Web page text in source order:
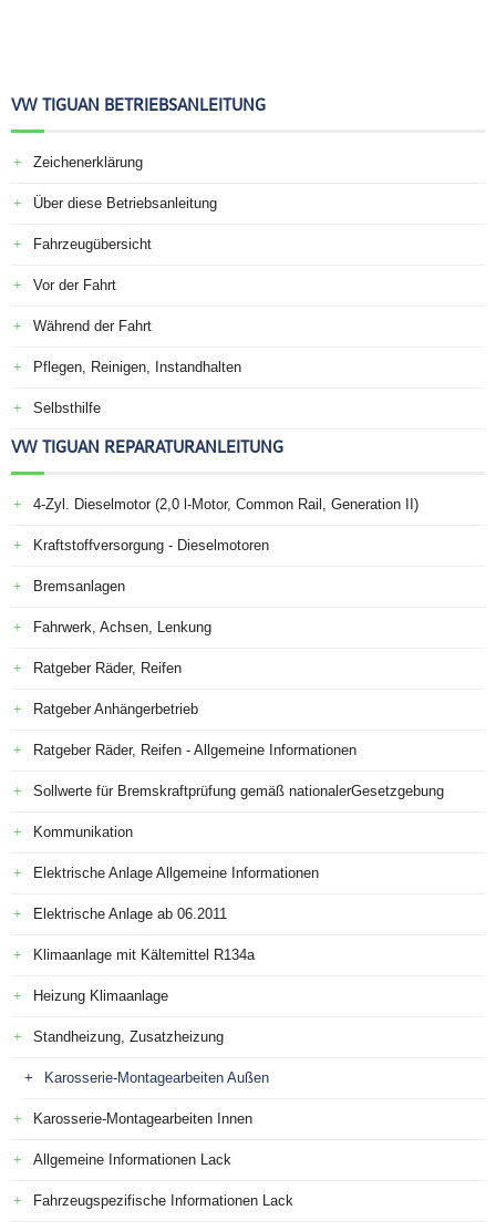
VW TIGUAN BETRIEBSANLEITUNG
Zeichenerklärung
Über diese Betriebsanleitung
Fahrzeugübersicht
Vor der Fahrt
Während der Fahrt
Pflegen, Reinigen, Instandhalten
Selbsthilfe
VW TIGUAN REPARATURANLEITUNG
4-Zyl. Dieselmotor (2,0 l-Motor, Common Rail, Generation II)
Kraftstoffversorgung - Dieselmotoren
Bremsanlagen
Fahrwerk, Achsen, Lenkung
Ratgeber Räder, Reifen
Ratgeber Anhängerbetrieb
Ratgeber Räder, Reifen - Allgemeine Informationen
Sollwerte für Bremskraftprüfung gemäß nationalerGesetzgebung
Kommunikation
Elektrische Anlage Allgemeine Informationen
Elektrische Anlage ab 06.2011
Klimaanlage mit Kältemittel R134a
Heizung Klimaanlage
Standheizung, Zusatzheizung
Karosserie-Montagearbeiten Außen
Karosserie-Montagearbeiten Innen
Allgemeine Informationen Lack
Fahrzeugspezifische Informationen Lack